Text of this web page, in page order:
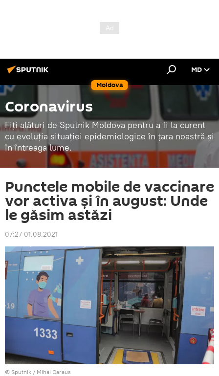
Moldova
MD
Coronavirus
Fiți alături de Sputnik Moldova pentru a fi la curent
cu evoluția situației epidemiologice în țara noastră și
în întreaga lume.
Punctele mobile de vaccinare
vor activa și în august: Unde
le găsim astăzi
07:27 01.08.2021
© Sputnik / Mihai Caraus